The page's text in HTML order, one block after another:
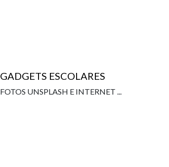
GADGETS ESCOLARES
FOTOS UNSPLASH E INTERNET